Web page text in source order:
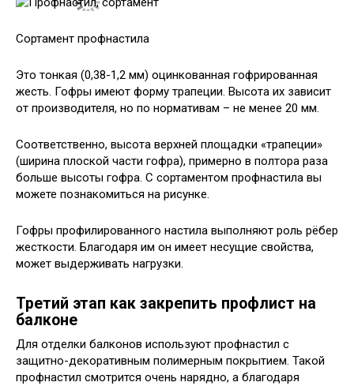
Сортамент профнастила
Это тонкая (0,38-1,2 мм) оцинкованная гофрированная
жесть. Гофры имеют форму трапеции. Высота их зависит
от производителя, но по нормативам – не менее 20 мм.
Соответственно, высота верхней площадки «трапеции»
(ширина плоской части гофра), примерно в полтора раза
больше высоты гофра. С сортаментом профнастила вы
можете познакомиться на рисунке.
Гофры профилированного настила выполняют роль рёбер
жесткости. Благодаря им он имеет несущие свойства,
может выдерживать нагрузки.
Третий этап как закрепить профлист на
балконе
Для отделки балконов используют профнастил с
защитно-декоративным полимерным покрытием. Такой
профнастил смотрится очень нарядно, а благодаря